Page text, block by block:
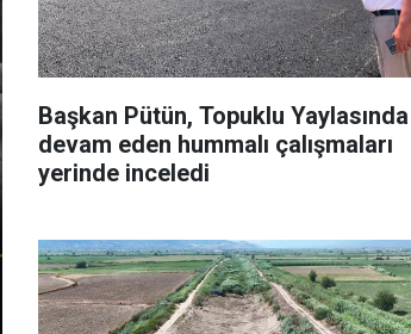
Başkan Pütün, Topuklu Yaylasında
devam eden hummalı çalışmaları
yerinde inceledi